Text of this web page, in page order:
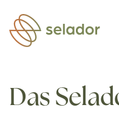
Zum Hauptinhalt
Das